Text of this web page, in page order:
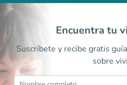
Encuentra tu
Suscríbete y recibe gratis
sobre